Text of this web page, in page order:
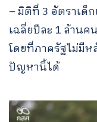
– มิติที่ 3 อัตราเด็
เฉลี่ยปีละ 1 ล้าน
โดยที่ภาครัฐไม่มีห
ปัญหานี้ได้